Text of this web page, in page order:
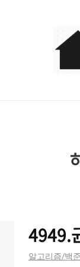
4949.
알고리즘/백